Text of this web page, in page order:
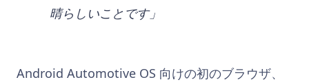
晴らしいことです」
Android Automotive OS 向けの初のブラウザ、